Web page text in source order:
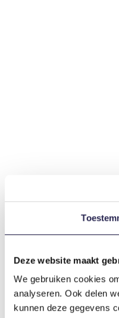
Deze website maakt
We gebruiken cookies
analyseren. Ook delen
kunnen deze gegevens